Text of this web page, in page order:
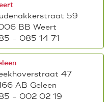
59
BB Weert
- 085 14 71
47
AB Geleen
- 002 02 19